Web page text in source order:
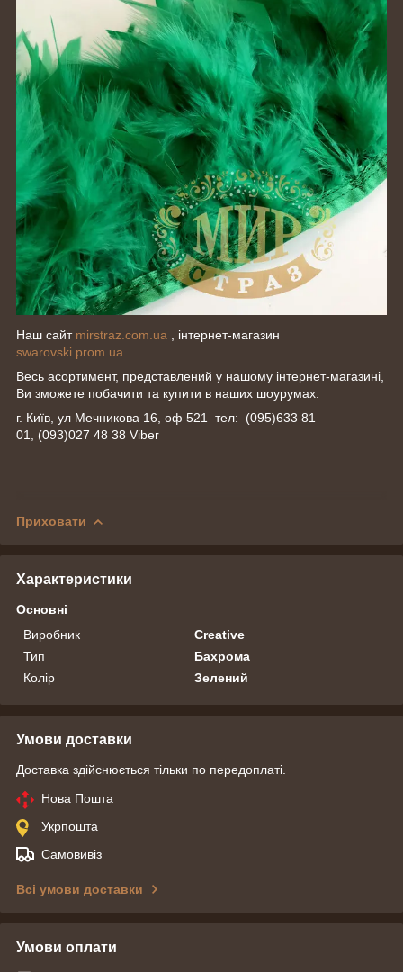
Наш сайт mirstraz.com.ua , інтернет-магазин
swarovski.prom.ua
Весь асортимент, представлений у нашому інтернет-магазині,
Ви зможете побачити та купити в наших шоурумах:
г. Київ, ул Мечникова 16, оф 521 тел: (095)633 81
01, (093)027 48 38 Viber
Приховати
Характеристики
Основні
Виробник
Creative
Тип
Бахрома
Колір
Зелений
Умови доставки
Доставка здійснюється тільки по передоплаті.
Нова Пошта
Укрпошта
Самовивіз
Всі умови доставки
Умови оплати